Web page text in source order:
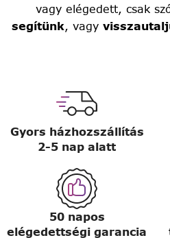
vagy elégedett, csak
segítünk, vagy
Gyors házhozszállítás
2-5 nap alatt
50 napos
elégedettségi garancia